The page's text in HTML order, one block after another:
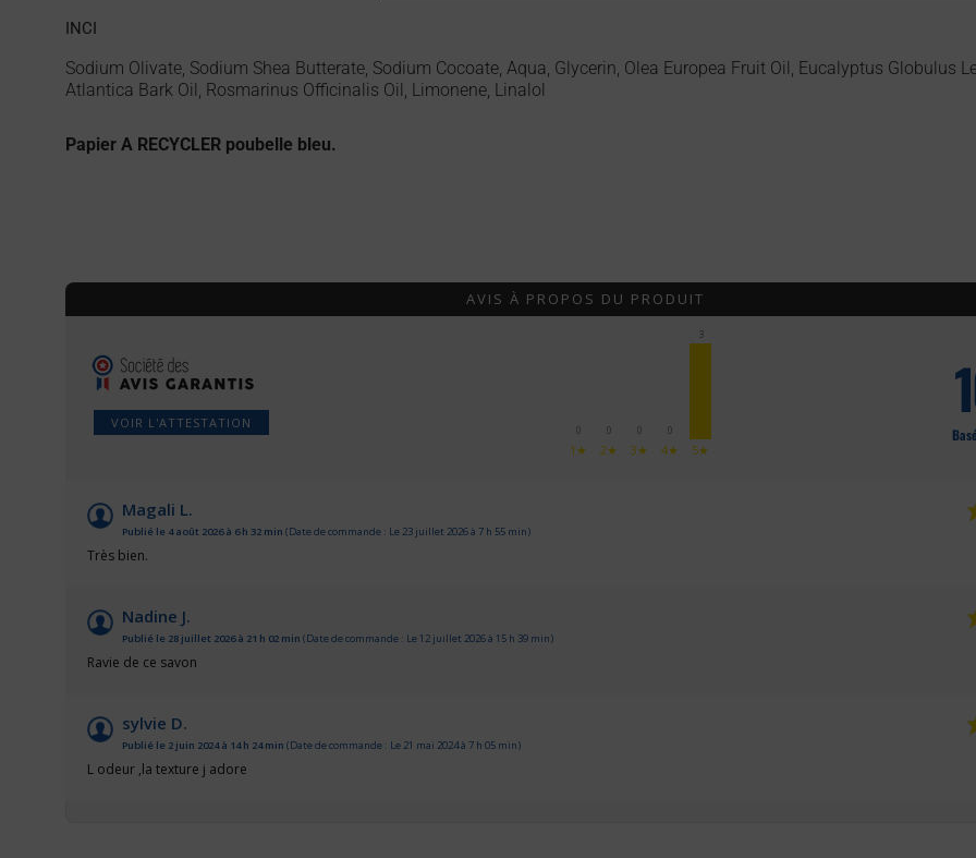
INCI
Sodium Olivate, Sodium Shea Butterate, Sodium Cocoate, Aqua, Glycerin, Olea Europea Fruit Oil, Eucalyptus Globulus
Atlantica Bark Oil, Rosmarinus Officinalis Oil, Limonene, Linalol
Papier A RECYCLER poubelle bleu.
AVIS À PROPOS DU PRODUIT
VOIR L'ATTESTATION 0
1★
0
2★
0
3★
0
4★
3
5★
Magali L.
Publié le 4 août 2026 à 6 h 32 min (Date de commande : Le 23 juillet 2026 à 7 h 55 min)
Très bien.
Nadine J.
Publié le 28 juillet 2026 à 21 h 02 min (Date de commande : Le 12 juillet 2026 à 15 h 39 min)
Ravie de ce savon
sylvie D.
Publié le 2 juin 2024 à 14 h 24 min (Date de commande : Le 21 mai 2024 à 7 h 05 min)
L odeur ,la texture j adore